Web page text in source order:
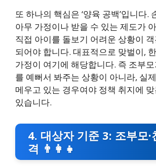
또 하나의 핵심은 ‘양육 공백’입니다.
아무 가정이나 받을 수 있는 제도가
직접 아이를 돌보기 어려운 상황이
되어야 합니다. 대표적으로 맞벌이,
가정이 여기에 해당합니다. 즉 조부
를 예뻐서 봐주는 상황이 아니라, 실
메우고 있는 경우여야 정책 취지에
있습니다.
4. 대상자 기준 3: 조부모·
격 👨‍👩‍👧